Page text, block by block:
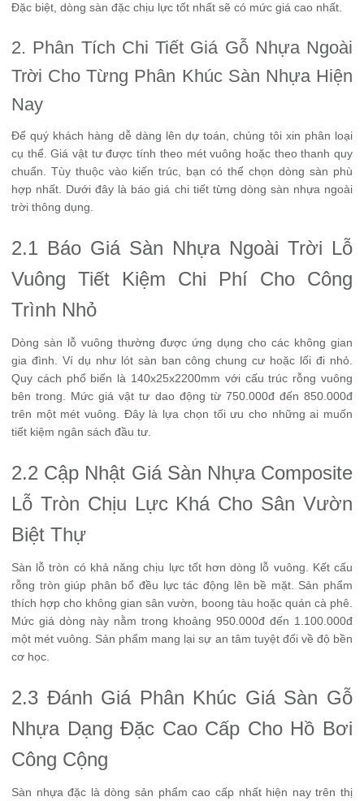
Đặc biệt, dòng sàn đặc chịu lực tốt nhất sẽ có mức giá cao nhất.
2. Phân Tích Chi Tiết Giá Gỗ Nhựa Ngoài
Trời Cho Từng Phân Khúc Sàn Nhựa Hiện
Nay
Để quý khách hàng dễ dàng lên dự toán, chúng tôi xin phân loại
cụ thể. Giá vật tư được tính theo mét vuông hoặc theo thanh quy
chuẩn. Tùy thuộc vào kiến trúc, bạn có thể chọn dòng sàn phù
hợp nhất. Dưới đây là báo giá chi tiết từng dòng sàn nhựa ngoài
trời thông dụng.
2.1 Báo Giá Sàn Nhựa Ngoài Trời Lỗ
Vuông Tiết Kiệm Chi Phí Cho Công
Trình Nhỏ
Dòng sàn lỗ vuông thường được ứng dụng cho các không gian
gia đình. Ví dụ như lót sàn ban công chung cư hoặc lối đi nhỏ.
Quy cách phổ biến là 140x25x2200mm với cấu trúc rỗng vuông
bên trong. Mức giá vật tư dao động từ 750.000đ đến 850.000đ
trên một mét vuông. Đây là lựa chọn tối ưu cho những ai muốn
tiết kiệm ngân sách đầu tư.
2.2 Cập Nhật Giá Sàn Nhựa Composite
Lỗ Tròn Chịu Lực Khá Cho Sân Vườn
Biệt Thự
Sàn lỗ tròn có khả năng chịu lực tốt hơn dòng lỗ vuông. Kết cấu
rỗng tròn giúp phân bổ đều lực tác động lên bề mặt. Sản phẩm
thích hợp cho không gian sân vườn, boong tàu hoặc quán cà phê.
Mức giá dòng này nằm trong khoảng 950.000đ đến 1.100.000đ
một mét vuông. Sản phẩm mang lại sự an tâm tuyệt đối về độ bền
cơ học.
2.3 Đánh Giá Phân Khúc Giá Sàn Gỗ
Nhựa Dạng Đặc Cao Cấp Cho Hồ Bơi
Công Cộng
Sàn nhựa đặc là dòng sản phẩm cao cấp nhất hiện nay trên thị